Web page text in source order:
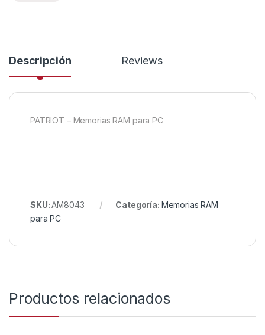
Descripción Reviews
PATRIOT – Memorias RAM para PC
SKU:AM8043 Categoría: Memorias RAM
para PC
Productos relacionados